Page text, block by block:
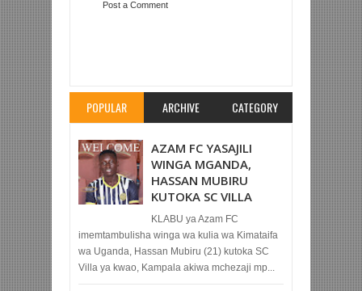
Post a Comment
POPULAR ARCHIVE CATEGORY
AZAM FC YASAJILI
WINGA MGANDA,
HASSAN MUBIRU
KUTOKA SC VILLA
KLABU ya Azam FC
imemtambulisha winga wa kulia wa Kimataifa
wa Uganda, Hassan Mubiru (21) kutoka SC
Villa ya kwao, Kampala akiwa mchezaji mp...